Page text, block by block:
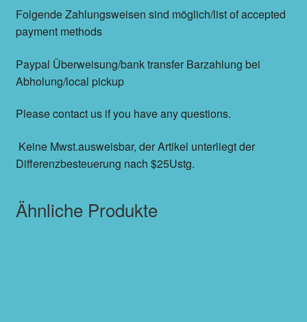
Folgende Zahlungsweisen sind möglich/list of accepted
payment methods
Paypal Überweisung/bank transfer Barzahlung bei
Abholung/local pickup
Please contact us if you have any questions.
Keine Mwst.ausweisbar, der Artikel unterliegt der
Differenzbesteuerung nach $25Ustg.
Ähnliche Produkte